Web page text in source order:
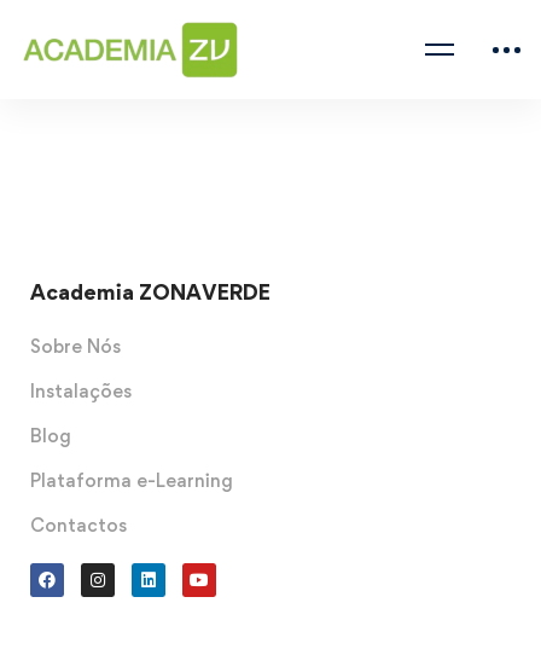
Academia ZONAVERDE
Sobre Nós
Instalações
Blog
Plataforma e-Learning
Contactos